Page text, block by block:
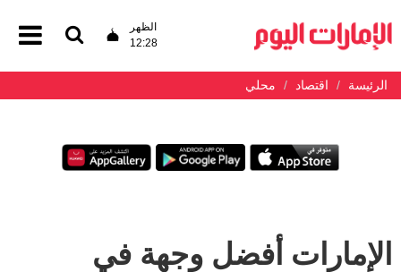
الظهر
12:28
الرئيسة اقتصاد محلي
الإمارات أفضل وجهة في